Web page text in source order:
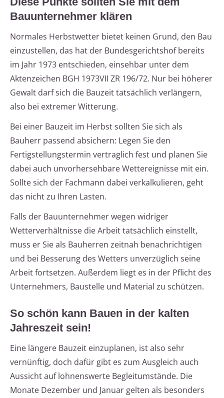
Bauunternehmer klären
Normales Herbstwetter bietet keinen Grund, den Bau
einzustellen, das hat der Bundesgerichtshof bereits
im Jahr 1973 entschieden, einsehbar unter dem
Aktenzeichen BGH 1973VII ZR 196/72. Nur bei höherer
Gewalt darf sich die Bauzeit tatsächlich verlängern,
also bei extremer Witterung.
Bei einer Bauzeit im Herbst sollten Sie sich als
Bauherr passend absichern: Legen Sie den
Fertigstellungstermin vertraglich fest und planen Sie
dabei auch unvorhersehbare Wettereignisse mit ein.
Sollte sich der Fachmann dabei verkalkulieren, geht
das nicht zu Ihren Lasten.
Falls der Bauunternehmer wegen widriger
Wetterverhältnisse die Arbeit tatsächlich einstellt,
muss er Sie als Bauherren zeitnah benachrichtigen
und bei Besserung des Wetters unverzüglich seine
Arbeit fortsetzen. Außerdem liegt es in der Pflicht des
Unternehmers, Baustelle und Material zu schützen.
So schön kann Bauen in der kalten
Jahreszeit sein!
Eine längere Bauzeit einzuplanen, ist also sehr
vernünftig, doch dafür gibt es zum Ausgleich auch
Aussicht auf lohnenswerte Begleitumstände. Die
Monate Dezember und Januar gelten als besonders